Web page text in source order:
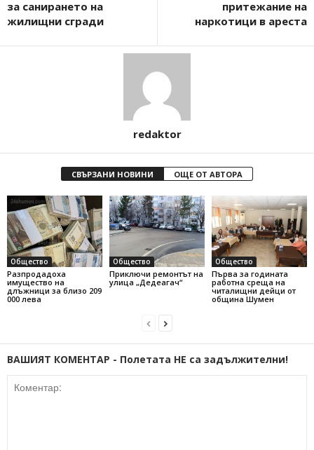
за санирането на
жилищни сгради
притежание на
наркотици в ареста
redaktor
СВЪРЗАНИ НОВИНИ ОЩЕ ОТ АВТОРА
Общество
Разпродадоха
имущество на
длъжници за близо 209
000 лева
Общество
Приключи ремонтът на
улица „Дедеагач“
Общество
Първа за годината
работна среща на
читалищни дейци от
община Шумен
ВАШИЯТ КОМЕНТАР - Полетата НЕ са задължителни!